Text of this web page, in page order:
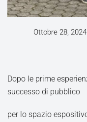
Ottobre 28, 2024
Dopo le prime
successo di pubblico
per lo spazio